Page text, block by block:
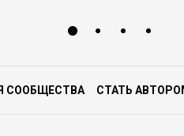
СООБЩЕСТВА СТАТЬ